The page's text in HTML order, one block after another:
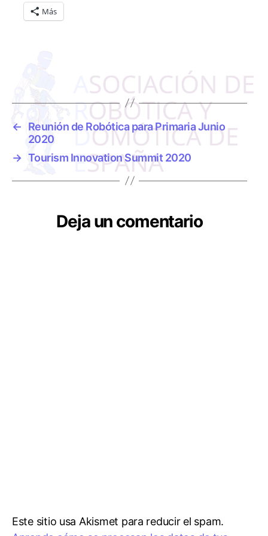
Más
←
Reunión de Robótica para Primaria Junio
2020
→ Tourism Innovation Summit 2020
Deja un comentario
Este sitio usa Akismet para reducir el spam.